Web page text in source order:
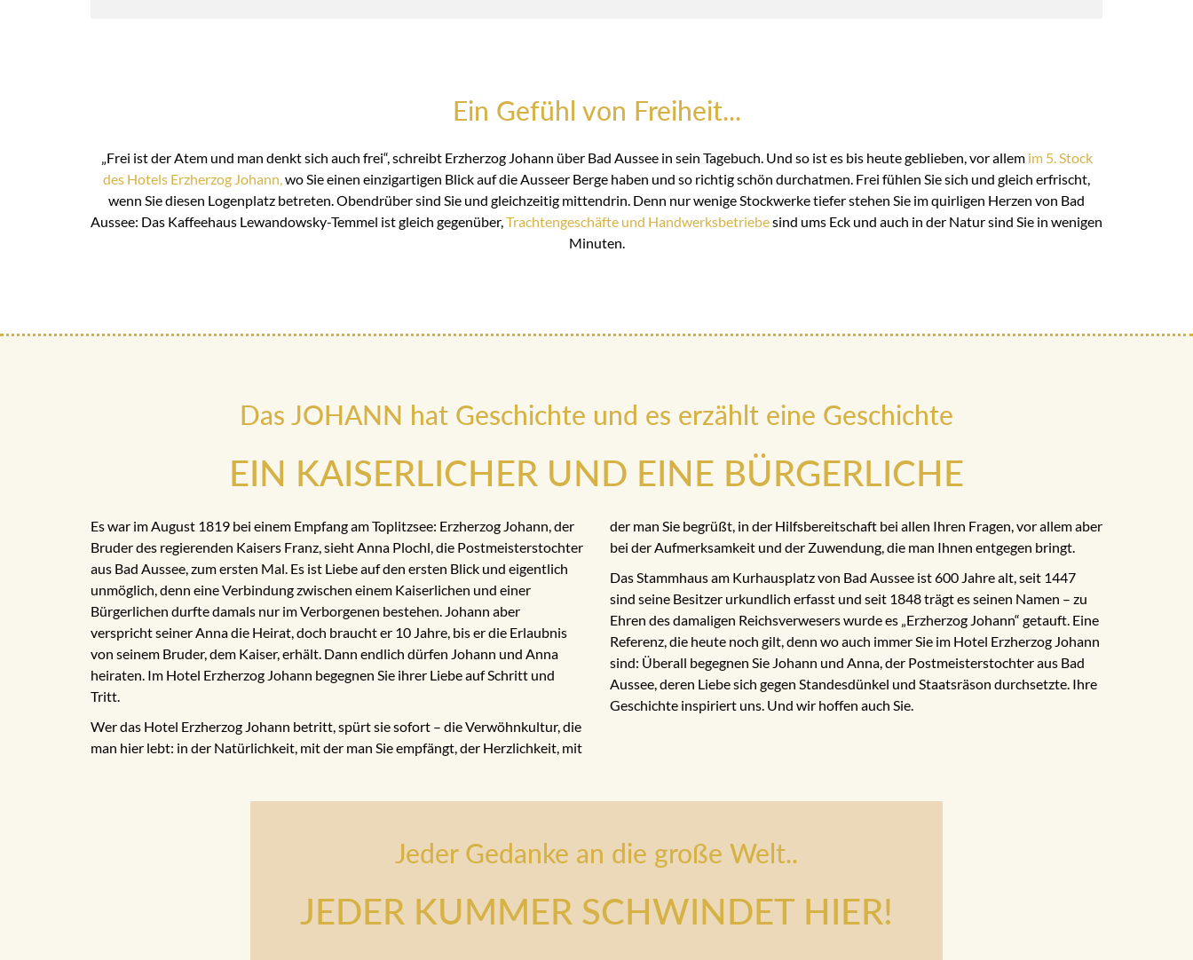
Ein Gefühl von Freiheit...
„Frei ist der Atem und man denkt sich auch frei“, schreibt Erzherzog Johann über Bad Aussee in sein Tagebuch. Und so ist es bis heute geblieben, vor allem im 5. Stock
des Hotels Erzherzog Johann,wo Sie einen einzigartigen Blick auf die Ausseer Berge haben und so richtig schön durchatmen. Frei fühlen Sie sich und gleich erfrischt,
wenn Sie diesen Logenplatz betreten. Obendrüber sind Sie und gleichzeitig mittendrin. Denn nur wenige Stockwerke tiefer stehen Sie im quirligen Herzen von Bad
Aussee: Das Kaffeehaus Lewandowsky-Temmel ist gleich gegenüber,Trachtengeschäfte und Handwerksbetriebesind ums Eck und auch in der Natur sind Sie in wenigen
Minuten.
Das JOHANN hat Geschichte und es erzählt eine Geschichte
EIN KAISERLICHER UND EINE BÜRGERLICHE
Es war im August 1819 bei einem Empfang am Toplitzsee: Erzherzog Johann, der
Bruder des regierenden Kaisers Franz, sieht Anna Plochl, die Postmeisterstochter
aus Bad Aussee, zum ersten Mal. Es ist Liebe auf den ersten Blick und eigentlich
unmöglich, denn eine Verbindung zwischen einem Kaiserlichen und einer
Bürgerlichen durfte damals nur im Verborgenen bestehen. Johann aber
verspricht seiner Anna die Heirat, doch braucht er 10 Jahre, bis er die Erlaubnis
von seinem Bruder, dem Kaiser, erhält. Dann endlich dürfen Johann und Anna
heiraten. Im Hotel Erzherzog Johann begegnen Sie ihrer Liebe auf Schritt und
Tritt.
Wer das Hotel Erzherzog Johann betritt, spürt sie sofort – die Verwöhnkultur, die
man hier lebt: in der Natürlichkeit, mit der man Sie empfängt, der Herzlichkeit, mit
der man Sie begrüßt, in der Hilfsbereitschaft bei allen Ihren Fragen, vor allem aber
bei der Aufmerksamkeit und der Zuwendung, die man Ihnen entgegen bringt.
Das Stammhaus am Kurhausplatz von Bad Aussee ist 600 Jahre alt, seit 1447
sind seine Besitzer urkundlich erfasst und seit 1848 trägt es seinen Namen – zu
Ehren des damaligen Reichsverwesers wurde es „Erzherzog Johann“ getauft. Eine
Referenz, die heute noch gilt, denn wo auch immer Sie im Hotel Erzherzog Johann
sind: Überall begegnen Sie Johann und Anna, der Postmeisterstochter aus Bad
Aussee, deren Liebe sich gegen Standesdünkel und Staatsräson durchsetzte. Ihre
Geschichte inspiriert uns. Und wir hoffen auch Sie.
Jeder Gedanke an die große Welt..
JEDER KUMMER SCHWINDET HIER!